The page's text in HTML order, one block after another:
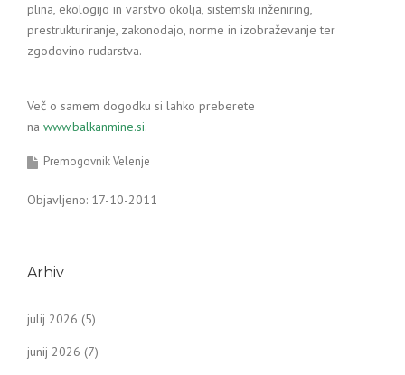
plina, ekologijo in varstvo okolja, sistemski inženiring,
prestrukturiranje, zakonodajo, norme in izobraževanje ter
zgodovino rudarstva.
Več o samem dogodku si lahko preberete
na www.balkanmine.si.
Premogovnik Velenje
Objavljeno: 17-10-2011
Arhiv
julij 2026 (5)
junij 2026 (7)